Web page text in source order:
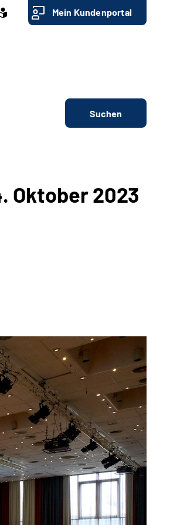
Mein Kundenportal
Suchen
Oktober 2023